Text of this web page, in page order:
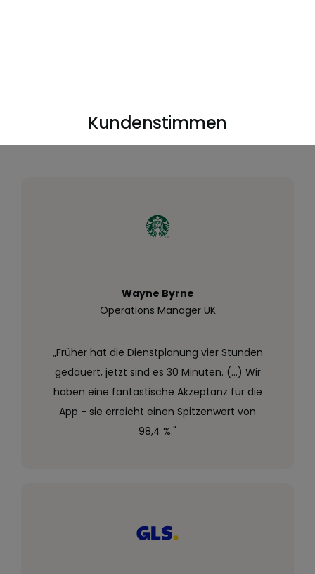
Kundenstimmen
Wayne Byrne
Operations Manager UK
„Früher hat die Dienstplanung vier Stunden
gedauert, jetzt sind es 30 Minuten. (...) Wir
haben eine fantastische Akzeptanz für die
App - sie erreicht einen Spitzenwert von
98,4 %."